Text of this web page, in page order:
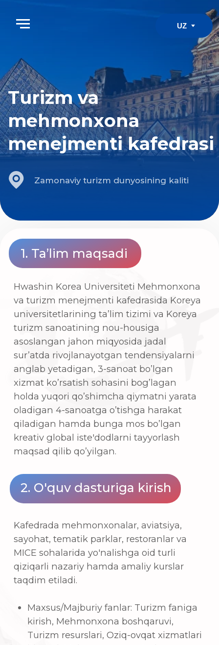
1. Ta’lim maqsadi
2. O'quv dasturiga kirish
Turizm va
mehmonхona
menejmenti kafedrasi
Zamonaviy turizm dunyosining kaliti
asoslangan jahon miqyosida jadal
sur’atda rivojlanayotgan tendensiyalarni
anglab yetadigan, 3-sanoat bo’lgan
holda yuqori qo’shimcha qiymatni yarata
qiladigan hamda bunga mos bo’lgan
kreativ global iste'dodlarni tayyorlash
maqsad qilib qo’yilgan.
Kafedrada mehmonxonalar, aviatsiya,
sayohat, tematik parklar, restoranlar va
MICE sohalarida yo'nalishga oid turli
qiziqarli nazariy hamda amaliy kurslar
taqdim etiladi.
Maxsus/Majburiy fanlar: Turizm faniga
kirish, Mehmonxona boshqaruvi,
Turizm resurslari, Oziq-ovqat xizmatlari
marketingi, Mehmonxona restorani
boshqaruvi, Mehmonxona kadrlar
boshqaruvi, Mehmonxona
buxgalteriyasi, Turizm sohasi amaliyoti
Maxsus/Tanlov fanlar: Kofe-barista
boshqaruvi, Ichimliklarni boshqarish
amaliyoti, Dam olish maskanlari
boshqaruvi, Front-ofis boshqaruvi,
Aviakompaniya xizmatlari boshqaruvi,
Jahon madaniy turizmi, Ingliz tilida
menejmenti, Festival tadbirlarini
rejalashtirish, Sayyohlik mahsulotlarini
rivojlantirish, Mehmonxona xizmatiga
oid keyslarni o'rganish